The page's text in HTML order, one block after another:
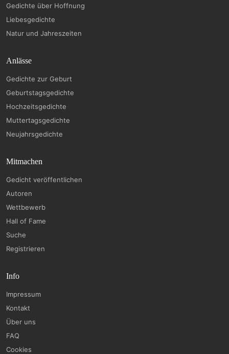
Gedichte über Hoffnung
Liebesgedichte
Natur und Jahreszeiten
Anlässe
Gedichte zur Geburt
Geburtstagsgedichte
Hochzeitsgedichte
Muttertagsgedichte
Neujahrsgedichte
Mitmachen
Gedicht veröffentlichen
Autoren
Wettbewerb
Hall of Fame
Suche
Registrieren
Info
Impressum
Kontakt
Über uns
FAQ
Cookies